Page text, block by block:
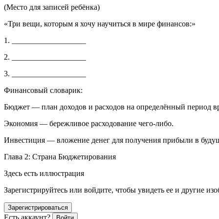
(Место для записей ребёнка)
«Три вещи, которым я хочу научиться в мире финансов:»
1. ___________________
2. ___________________
3. ___________________
Финансовый словарик:
Бюджет — план доходов и расходов на определённый период
Экономия — бережливое расходование чего-либо.
Инвестиция — вложение денег для получения прибыли в
Глава 2: Страна Бюджетирования
Здесь есть иллюстрация
Зарегистрируйтесь или войдите, чтобы увидеть ее и другие
Зарегистрироваться
Есть аккаунт?